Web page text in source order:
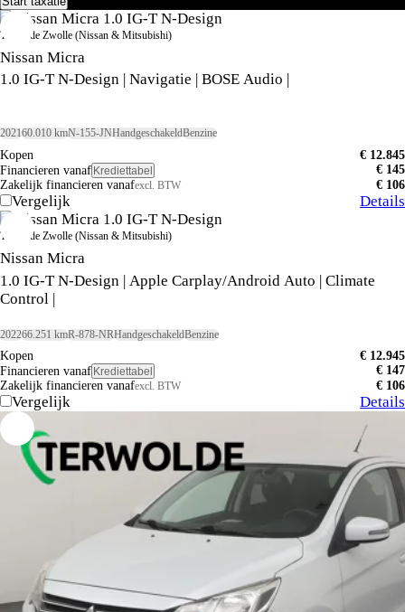
Terwolde Zwolle (Nissan & Mitsubishi)
Nissan Micra
1.0 IG-T N-Design | Navigatie | BOSE Audio |
202160.010 kmN-155-JNHandgeschakeldBenzine
Kopen
€ 12.845
Financieren vanaf Krediettabel
€ 145
Zakelijk financieren vanafexcl. BTW € 106
Vergelijk Details
Terwolde Zwolle (Nissan & Mitsubishi)
Nissan Micra
1.0 IG-T N-Design | Apple Carplay/Android Auto | Climate
Control |
202266.251 kmR-878-NRHandgeschakeldBenzine
Kopen
€ 12.945
Financieren vanaf Krediettabel
€ 147
Zakelijk financieren vanafexcl. BTW € 106
Vergelijk Details